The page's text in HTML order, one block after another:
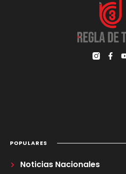
POPULARES
Noticias Nacionales